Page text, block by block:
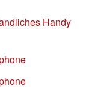
Handy